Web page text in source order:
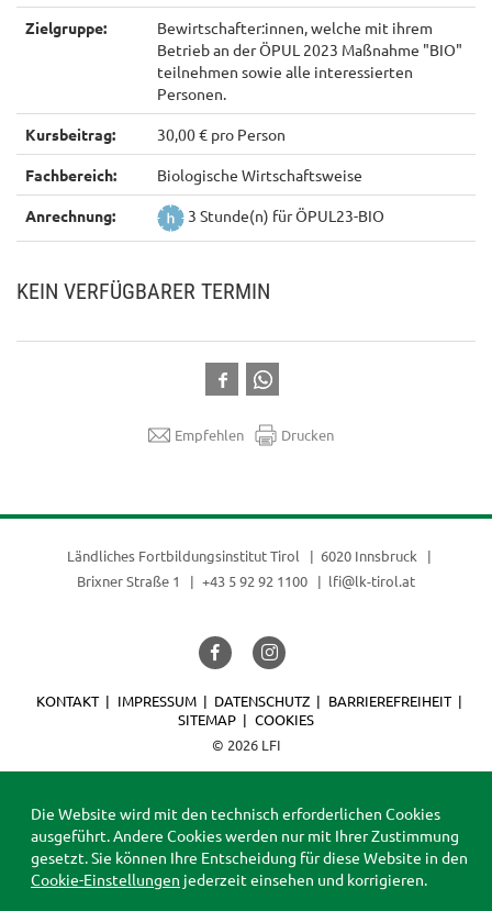
Zielgruppe:
Bewirtschafter:innen, welche mit ihrem
Betrieb an der ÖPUL 2023 Maßnahme "BIO"
teilnehmen sowie alle interessierten
Personen.
Kursbeitrag: 30,00 € pro Person
Fachbereich: Biologische Wirtschaftsweise
Anrechnung: 3 Stunde(n) für ÖPUL23-BIO
KEIN VERFÜGBARER TERMIN
Empfehlen Drucken
Ländliches Fortbildungsinstitut Tirol
6020 Innsbruck
Brixner Straße 1
+43 5 92 92 1100 lfi@lk-tirol.at
© 2026 LFI
KONTAKT IMPRESSUM DATENSCHUTZ
BARRIEREFREIHEIT
SITEMAP
COOKIES
Die Website wird mit den technisch erforderlichen Cookies
ausgeführt. Andere Cookies werden nur mit Ihrer Zustimmung
gesetzt. Sie können Ihre Entscheidung für diese Website in den
Cookie-Einstellungen jederzeit einsehen und korrigieren.